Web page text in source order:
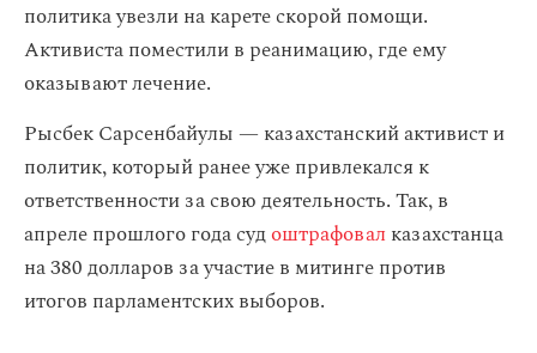
политика увезли на карете скорой помощи.
Активиста поместили в реанимацию, где ему
оказывают лечение.
Рысбек Сарсенбайулы — казахстанский активист и
политик, который ранее уже привлекался к
ответственности за свою деятельность. Так, в
апреле прошлого года судоштрафовал казахстанца
на 380 долларов за участие в митинге против
итогов парламентских выборов.